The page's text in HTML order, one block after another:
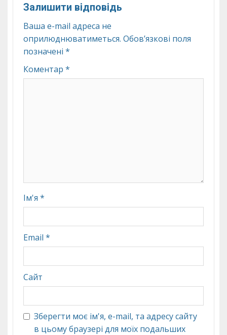
Залишити відповідь
Ваша e-mail адреса не
оприлюднюватиметься. Обов’язкові поля
позначені *
Коментар *
Ім'я *
Email *
Сайт
Зберегти моє ім'я, e-mail, та адресу сайту
в цьому браузері для моїх подальших